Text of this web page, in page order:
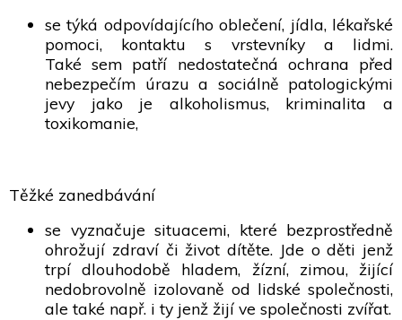
se týká odpovídajícího oblečení, jídla, lékařské
pomoci, kontaktu s vrstevníky a lidmi.
Také sem patří nedostatečná ochrana před
nebezpečím úrazu a sociálně patologickými
jevy jako je alkoholismus, kriminalita a
toxikomanie,
Těžké zanedbávání
se vyznačuje situacemi, které bezprostředně
ohrožují zdraví či život dítěte. Jde o děti jenž
trpí dlouhodobě hladem, žízní, zimou, žijící
nedobrovolně izolovaně od lidské společnosti,
ale také např. i ty jenž žijí ve společnosti zvířat.